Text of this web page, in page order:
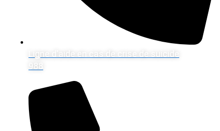
Ligne d'aide en cas de crise de suicide
988